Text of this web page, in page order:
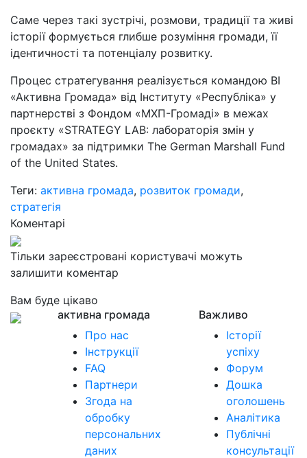
Саме через такі зустрічі, розмови, традиції та живі
історії формується глибше розуміння громади, її
ідентичності та потенціалу розвитку.
Процес стратегування реалізується командою ВІ
«Активна Громада» від Інституту «Республіка» у
партнерстві з Фондом «МХП-Громаді» в межах
проєкту «STRATEGY LAB: лабораторія змін у
громадах» за підтримки The German Marshall Fund
of the United States.
Теги: активна громада, розвиток громади,
стратегія
Коментарі
Тільки зареєстровані користувачі можуть
залишити коментар
Вам буде цікаво
активна громада
Про нас
Інструкції
FAQ
Партнери
Згода на
обробку
персональних
даних
Важливо
Історії
успіху
Форум
Дошка
оголошень
Аналітика
Публічні
консультації